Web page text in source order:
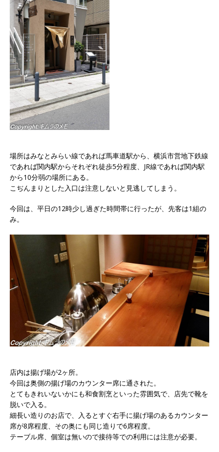
場所はみなとみらい線であれば馬車道駅から、横浜市営地下鉄線
であれば関内駅からそれぞれ徒歩5分程度、JR線であれば関内駅
から10分弱の場所にある。
こぢんまりとした入口は注意しないと見逃してしまう。
今回は、平日の12時少し過ぎた時間帯に行ったが、先客は1組の
み。
店内は揚げ場が2ヶ所。
今回は奥側の揚げ場のカウンター席に通された。
とてもきれいないかにも和食割烹といった雰囲気で、店先で靴を
脱いで入る。
細長い造りのお店で、入るとすぐ右手に揚げ場のあるカウンター
席が8席程度、その奥にも同じ造りで6席程度。
テーブル席、個室は無いので接待等での利用には注意が必要。